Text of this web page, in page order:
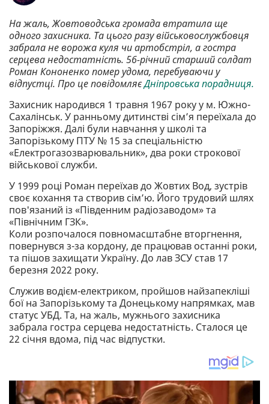
На жаль, Жовтоводська громада втратила ще
одного захисника. Та цього разу військовослужбовця
забрала не ворожа куля чи артобстріл, а гостра
серцева недостатність. 56-річний старший солдат
Роман Кононенко помер удома, перебуваючи у
відпустці. Про це повідомляєДніпровська порадниця.
Захисник народився 1 травня 1967 року у м. Южно-
Сахалінськ. У ранньому дитинстві сім’я переїхала до
Запоріжжя. Далі були навчання у школі та
Запорізькому ПТУ № 15 за спеціальністю
«Електрогазозварювальник», два роки строкової
військової служби.
У 1999 році Роман переїхав до Жовтих Вод, зустрів
своє кохання та створив сім’ю. Його трудовий шлях
пов'язаний із «Південним радіозаводом» та
«Північним ГЗК».
Коли розпочалося повномасштабне вторгнення,
повернувся з-за кордону, де працював останні роки,
та пішов захищати Україну. До лав ЗСУ став 17
березня 2022 року.
Служив водієм-електриком, пройшов найзапекліші
бої на Запорізькому та Донецькому напрямках, мав
статус УБД. Та, на жаль, мужнього захисника
забрала гостра серцева недостатність. Сталося це
22 січня вдома, під час відпустки.